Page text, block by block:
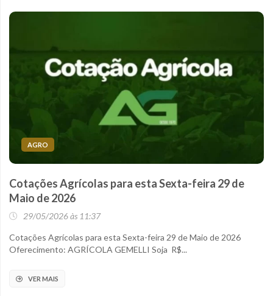
AGRO
Cotações Agrícolas para esta Sexta-feira 29 de
Maio de 2026
29/05/2026 às 11:37
Cotações Agrícolas para esta Sexta-feira 29 de Maio de 2026
Oferecimento: AGRÍCOLA GEMELLI Soja R$...
VER MAIS